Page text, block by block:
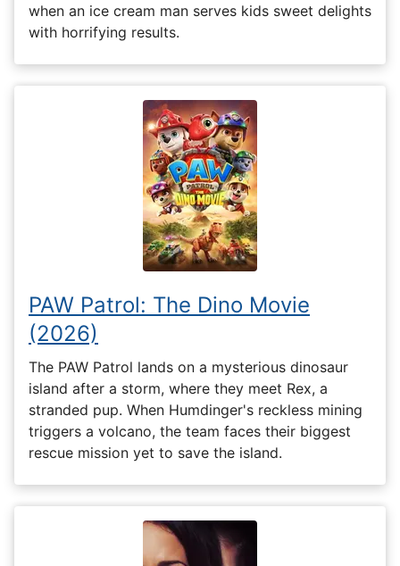
when an ice cream man serves kids sweet delights
with horrifying results.
PAW Patrol: The Dino Movie
(2026)
The PAW Patrol lands on a mysterious dinosaur
island after a storm, where they meet Rex, a
stranded pup. When Humdinger's reckless mining
triggers a volcano, the team faces their biggest
rescue mission yet to save the island.